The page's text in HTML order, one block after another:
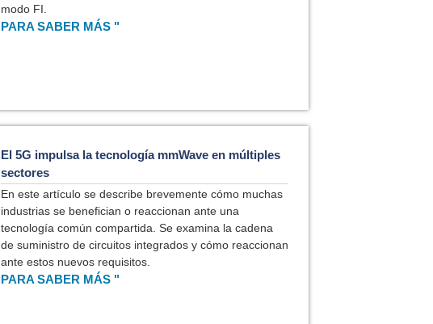
modo FI.
PARA SABER MÁS "
El 5G impulsa la tecnología mmWave en múltiples
sectores
En este artículo se describe brevemente cómo muchas
industrias se benefician o reaccionan ante una
tecnología común compartida. Se examina la cadena
de suministro de circuitos integrados y cómo reaccionan
ante estos nuevos requisitos.
PARA SABER MÁS "